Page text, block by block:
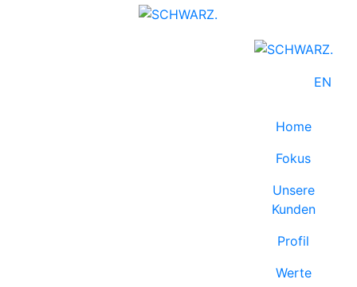
EN
Home
Fokus
Unsere
Kunden
Profil
Werte